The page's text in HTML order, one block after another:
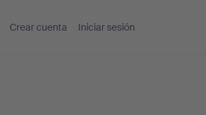
Crear cuenta Iniciar sesión